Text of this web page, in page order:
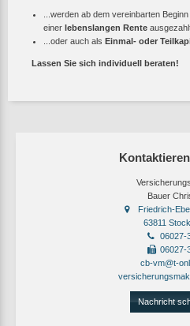
Bauer
Friedrich-
63811
06027-
06027-
cb-vm@t-
Nachricht
...werden ab dem vereinbarten
einer lebenslangen Rente
...oder auch als Einmal- oder
Lassen Sie sich individuell beraten!